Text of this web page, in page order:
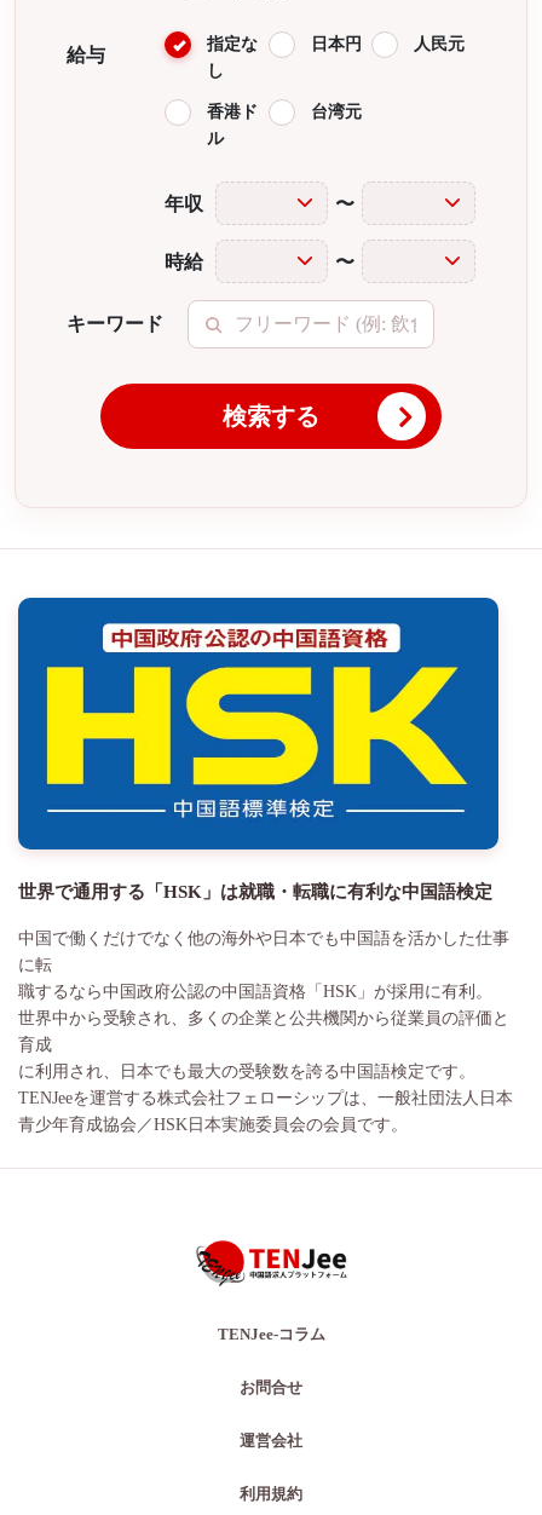
給与
指定な
し
日本円 人民元
香港ド
ル
台湾元
年収 〜
時給 〜
キーワード
検索する
世界で通用する「HSK」は就職・転職に有利な中国語検定
中国で働くだけでなく他の海外や日本でも中国語を活かした仕事
に転
職するなら中国政府公認の中国語資格「HSK」が採用に有利。
世界中から受験され、多くの企業と公共機関から従業員の評価と
育成
に利用され、日本でも最大の受験数を誇る中国語検定です。
TENJeeを運営する株式会社フェローシップは、一般社団法人日本
青少年育成協会／HSK日本実施委員会の会員です。
TENJee-コラム
お問合せ
運営会社
利用規約